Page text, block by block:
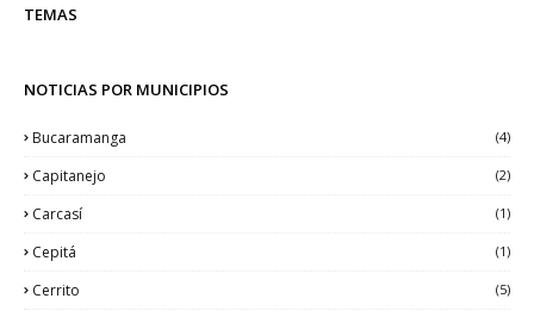
TEMAS
NOTICIAS POR MUNICIPIOS
Bucaramanga (4)
Capitanejo (2)
Carcasí (1)
Cepitá (1)
Cerrito (5)